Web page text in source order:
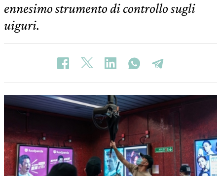
ennesimo strumento di controllo sugli
uiguri.